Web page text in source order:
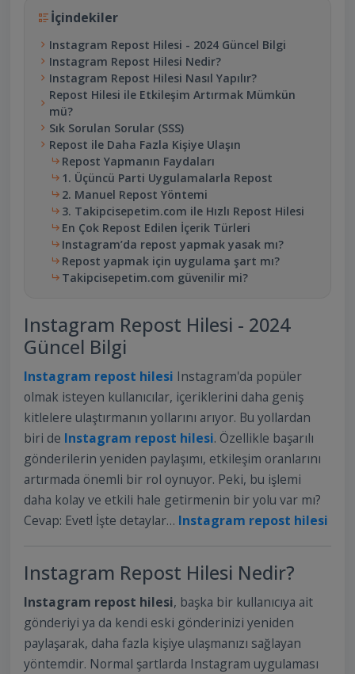
İçindekiler
Instagram Repost Hilesi - 2024 Güncel Bilgi
Instagram Repost Hilesi Nedir?
Instagram Repost Hilesi Nasıl Yapılır?
Repost Hilesi ile Etkileşim Artırmak Mümkün
mü?
Sık Sorulan Sorular (SSS)
Repost ile Daha Fazla Kişiye Ulaşın
Repost Yapmanın Faydaları
1. Üçüncü Parti Uygulamalarla Repost
2. Manuel Repost Yöntemi
3. Takipcisepetim.com ile Hızlı Repost Hilesi
En Çok Repost Edilen İçerik Türleri
Instagram’da repost yapmak yasak mı?
Repost yapmak için uygulama şart mı?
Takipcisepetim.com güvenilir mi?
Instagram Repost Hilesi - 2024
Güncel Bilgi
Instagram repost hilesi Instagram'da popüler
olmak isteyen kullanıcılar, içeriklerini daha geniş
kitlelere ulaştırmanın yollarını arıyor. Bu yollardan
biri de Instagram repost hilesi. Özellikle başarılı
gönderilerin yeniden paylaşımı, etkileşim oranlarını
artırmada önemli bir rol oynuyor. Peki, bu işlemi
daha kolay ve etkili hale getirmenin bir yolu var mı?
Cevap: Evet! İşte detaylar… Instagram repost hilesi
Instagram Repost Hilesi Nedir?
Instagram repost hilesi, başka bir kullanıcıya ait
gönderiyi ya da kendi eski gönderinizi yeniden
paylaşarak, daha fazla kişiye ulaşmanızı sağlayan
yöntemdir. Normal şartlarda Instagram uygulaması